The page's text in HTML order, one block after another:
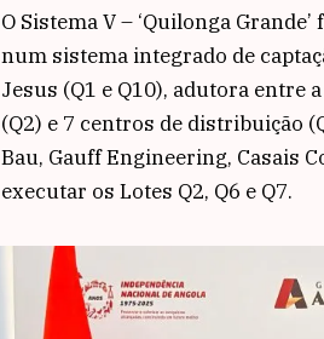
O Sistema V – ‘Quilonga
num sistema integrado de
Jesus (Q1 e Q10), adutora entre
(Q2) e 7 centros de distribuição
Bau, Gauff Engineering, Casais
executar os Lotes Q2, Q6 e Q7.